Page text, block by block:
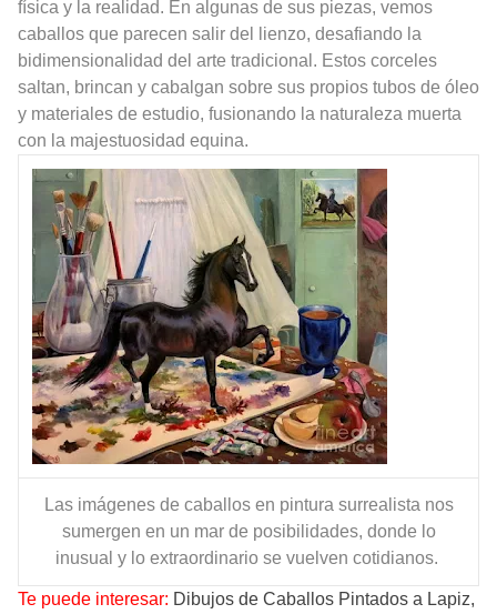
física y la realidad. En algunas de sus piezas, vemos
caballos que parecen salir del lienzo, desafiando la
bidimensionalidad del arte tradicional. Estos corceles
saltan, brincan y cabalgan sobre sus propios tubos de óleo
y materiales de estudio, fusionando la naturaleza muerta
con la majestuosidad equina.
Las imágenes de caballos en pintura surrealista nos
sumergen en un mar de posibilidades, donde lo
inusual y lo extraordinario se vuelven cotidianos.
Te puede interesar: Dibujos de Caballos Pintados a Lapiz,